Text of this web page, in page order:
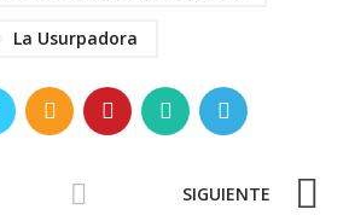
La Usurpadora
SIGUIENTE